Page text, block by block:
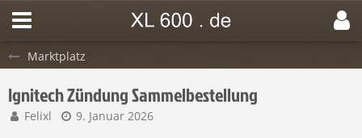
Marktplatz
Ignitech Zündung Sammelbestellung
Felixl 9. Januar 2026